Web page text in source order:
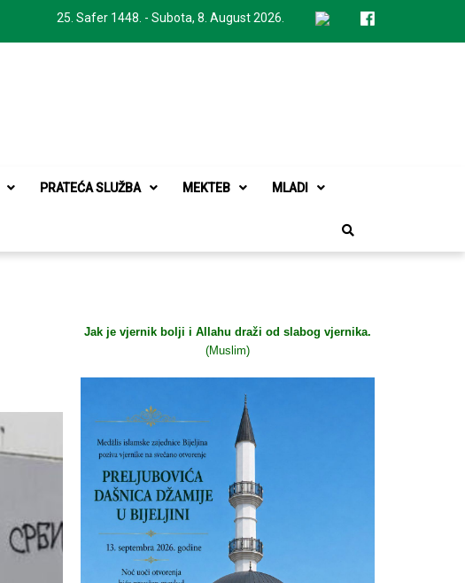
25. Safer 1448. - Subota, 8. August 2026.
PRATEĆA SLUŽBA MEKTEB MLADI
Jak je vjernik bolji i Allahu draži od slabog vjernika.
(Muslim)